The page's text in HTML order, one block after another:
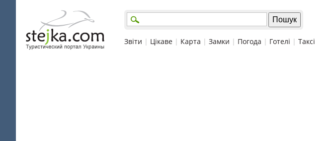
Звіти | Цікаве | Карта | Замки | Погода | Готелі | Таксі